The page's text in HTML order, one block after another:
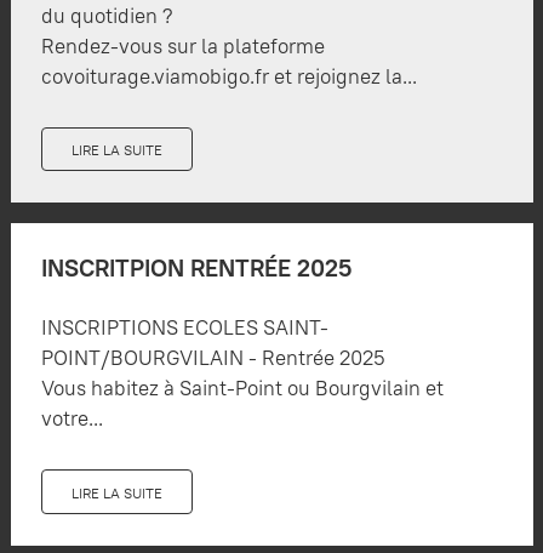
du quotidien ?
Rendez-vous sur la plateforme
covoiturage.viamobigo.fr et rejoignez la...
LIRE LA SUITE
INSCRITPION RENTRÉE 2025
INSCRIPTIONS ECOLES SAINT-
POINT/BOURGVILAIN - Rentrée 2025
Vous habitez à Saint-Point ou Bourgvilain et
votre...
LIRE LA SUITE